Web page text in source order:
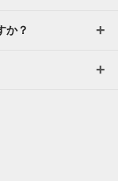
か？